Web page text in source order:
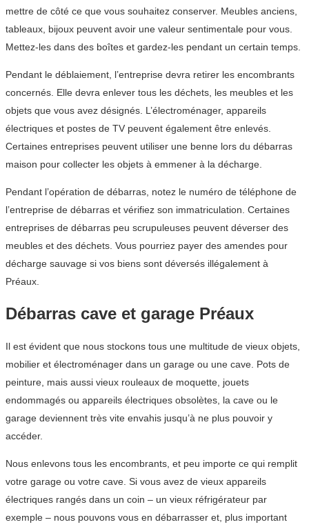
mettre de côté ce que vous souhaitez conserver. Meubles anciens,
tableaux, bijoux peuvent avoir une valeur sentimentale pour vous.
Mettez-les dans des boîtes et gardez-les pendant un certain temps.
Pendant le déblaiement, l’entreprise devra retirer les encombrants
concernés. Elle devra enlever tous les déchets, les meubles et les
objets que vous avez désignés. L’électroménager, appareils
électriques et postes de TV peuvent également être enlevés.
Certaines entreprises peuvent utiliser une benne lors du débarras
maison pour collecter les objets à emmener à la décharge.
Pendant l’opération de débarras, notez le numéro de téléphone de
l’entreprise de débarras et vérifiez son immatriculation. Certaines
entreprises de débarras peu scrupuleuses peuvent déverser des
meubles et des déchets. Vous pourriez payer des amendes pour
décharge sauvage si vos biens sont déversés illégalement à
Préaux.
Débarras cave et garage Préaux
Il est évident que nous stockons tous une multitude de vieux objets,
mobilier et électroménager dans un garage ou une cave. Pots de
peinture, mais aussi vieux rouleaux de moquette, jouets
endommagés ou appareils électriques obsolètes, la cave ou le
garage deviennent très vite envahis jusqu’à ne plus pouvoir y
accéder.
Nous enlevons tous les encombrants, et peu importe ce qui remplit
votre garage ou votre cave. Si vous avez de vieux appareils
électriques rangés dans un coin – un vieux réfrigérateur par
exemple – nous pouvons vous en débarrasser et, plus important